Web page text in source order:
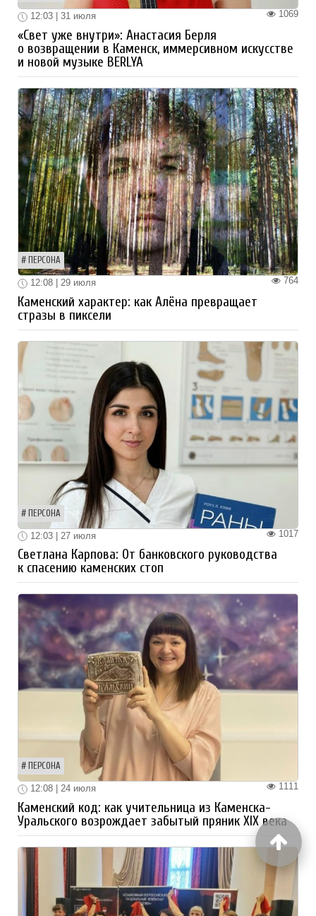
1069
12:03 | 31 июля
«Свет уже внутри»: Анастасия Берля
о возвращении в Каменск, иммерсивном искусстве
и новой музыке BERLYA
ПЕРСОНА
764
12:08 | 29 июля
Каменский характер: как Алёна превращает
стразы в пиксели
ПЕРСОНА
1017
12:03 | 27 июля
Светлана Карпова: От банковского руководства
к спасению каменских стоп
ПЕРСОНА
1111
12:08 | 24 июля
Каменский код: как учительница из Каменска-
Уральского возрождает забытый пряник XIX века